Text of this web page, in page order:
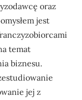
oraz
jest
temat
biznesu.
jej z